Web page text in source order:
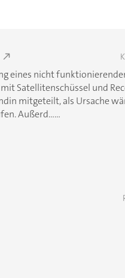
eines nicht
Satellitenschüssel und
mitgeteilt, als Ursache
Außerd......